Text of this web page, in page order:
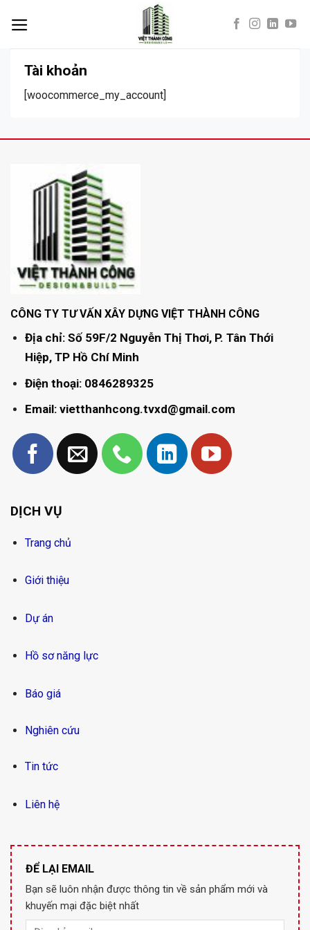
Tài khoản
[woocommerce_my_account]
CÔNG TY TƯ VẤN XÂY DỰNG VIỆT THÀNH CÔNG
Địa chỉ: Số 59F/2 Nguyễn Thị Thơi, P. Tân Thới
Hiệp, TP Hồ Chí Minh
Điện thoại: 0846289325
Email: vietthanhcong.tvxd@gmail.com
DỊCH VỤ
Trang chủ
Giới thiệu
Dự án
Hồ sơ năng lực
Báo giá
Nghiên cứu
Tin tức
Liên hệ
ĐỂ LẠI EMAIL
Bạn sẽ luôn nhận được thông tin về sản phẩm mới và
khuyến mại đặc biệt nhất